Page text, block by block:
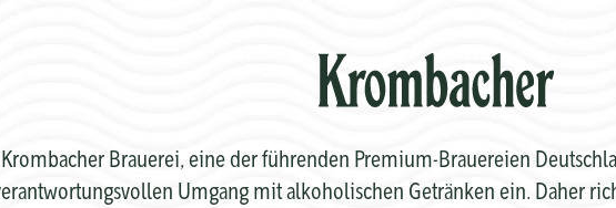
Brauerei, eine der führenden Premium-Brauereien
Umgang mit alkoholischen Getränken ein. Daher